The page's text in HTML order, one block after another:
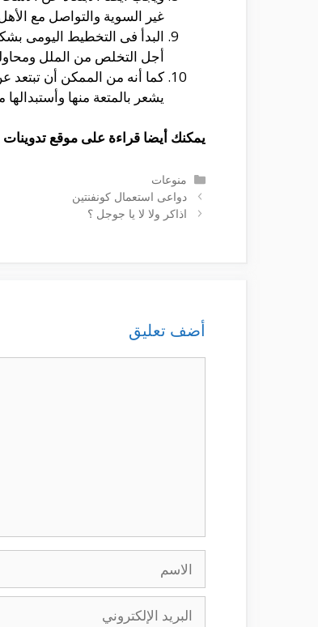
غير السوية والتواصل مع
البدأ فى التخطيط اليومى
أجل التخلص من الملل
كما أنه من الممكن أن
يشعر بالمتعة منها
يمكنك أيضا قراءة على موقع تدوينات
التصنيفات
منوعات
دواعى استعمال كونفنتين
اذاكر ولا لا يا جوجل ؟
أضف تعليق
الاسم
البريد